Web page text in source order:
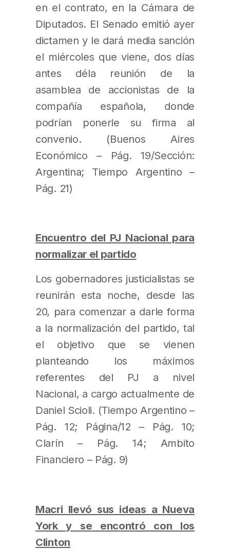
en el contrato, en la Cámara de
Diputados. El Senado emitió ayer
dictamen y le dará media sanción
el miércoles que viene, dos días
antes déla reunión de la
asamblea de accionistas de la
compañía española, donde
podrían ponerle su firma al
convenio. (Buenos Aires
Económico – Pág. 19/Sección:
Argentina; Tiempo Argentino –
Pág. 21)
Encuentro del PJ Nacional para
normalizar el partido
Los gobernadores justicialistas se
reunirán esta noche, desde las
20, para comenzar a darle forma
a la normalización del partido, tal
el objetivo que se vienen
planteando los máximos
referentes del PJ a nivel
Nacional, a cargo actualmente de
Daniel Scioli. (Tiempo Argentino –
Pág. 12; Página/12 – Pág. 10;
Clarín – Pág. 14; Ambito
Financiero – Pág. 9)
Macri llevó sus ideas a Nueva
York y se encontró con los
Clinton